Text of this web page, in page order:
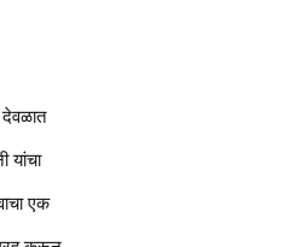
देवळात
यांचा
एक